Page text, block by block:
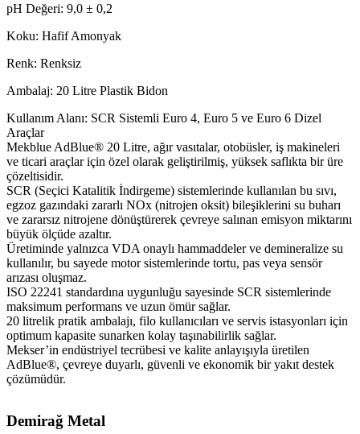
pH Değeri: 9,0 ± 0,2
Koku: Hafif Amonyak
Renk: Renksiz
Ambalaj: 20 Litre Plastik Bidon
Kullanım Alanı: SCR Sistemli Euro 4, Euro 5 ve Euro 6 Dizel
Araçlar
Mekblue AdBlue® 20 Litre, ağır vasıtalar, otobüsler, iş makineleri
ve ticari araçlar için özel olarak geliştirilmiş, yüksek saflıkta bir üre
çözeltisidir.
SCR (Seçici Katalitik İndirgeme) sistemlerinde kullanılan bu sıvı,
egzoz gazındaki zararlı NOx (nitrojen oksit) bileşiklerini su buharı
ve zararsız nitrojene dönüştürerek çevreye salınan emisyon miktarını
büyük ölçüde azaltır.
Üretiminde yalnızca VDA onaylı hammaddeler ve demineralize su
kullanılır, bu sayede motor sistemlerinde tortu, pas veya sensör
arızası oluşmaz.
ISO 22241 standardına uygunluğu sayesinde SCR sistemlerinde
maksimum performans ve uzun ömür sağlar.
20 litrelik pratik ambalajı, filo kullanıcıları ve servis istasyonları için
optimum kapasite sunarken kolay taşınabilirlik sağlar.
Mekser’in endüstriyel tecrübesi ve kalite anlayışıyla üretilen
AdBlue®, çevreye duyarlı, güvenli ve ekonomik bir yakıt destek
çözümüdür.
Demirağ Metal